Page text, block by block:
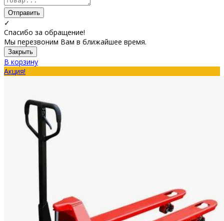
Отправить
✓
Спасибо за обращение!
Мы перезвоним Вам в ближайшее время.
Закрыть
В корзину
Акция!